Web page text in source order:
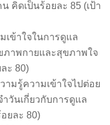
คิดเป็นร้อยละ 85 (เป้า
เข้าใจในการดูแล
ภาพกายและสุขภาพใจ
ะ 80)
ามรู้ความเข้าใจไปต่อย
วันเกี่ยวกับการดูแล
ยละ 80)